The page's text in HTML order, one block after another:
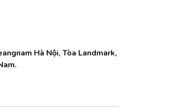
Hà Nội, Tòa Landmark,